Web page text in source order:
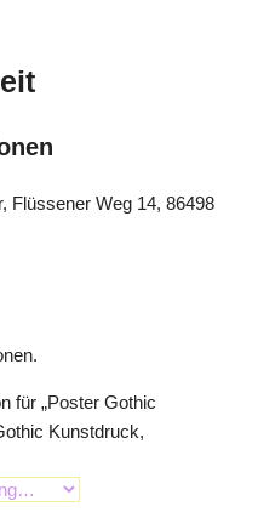
Flüssener Weg 14, 86498
für „Poster Gothic
Kunstdruck,